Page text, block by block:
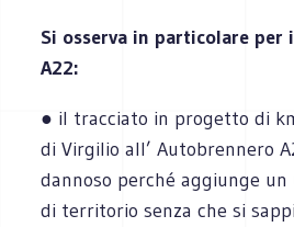
Si osserva in particolare
A22:
● il tracciato in progetto di
di Virgilio all’ Autobrennero
dannoso perché aggiunge
di territorio senza che si